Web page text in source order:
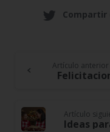
Continue
Reading
Artículo anterior
Artículo